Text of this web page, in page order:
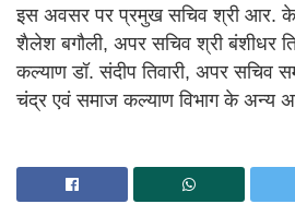
इस अवसर पर प्रमुख सचिव श्री आर.
शैलेश बगौली, अपर सचिव श्री बंशीधर
कल्याण डॉ. संदीप तिवारी, अपर सचिव
चंद्र एवं समाज कल्याण विभाग के अन्य